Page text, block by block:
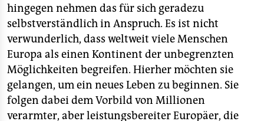
hingegen nehmen das für sich geradezu
selbstverständlich in Anspruch. Es ist nicht
verwunderlich, dass weltweit viele Menschen
Europa als einen Kontinent der unbegrenzten
Möglichkeiten begreifen. Hierher möchten sie
gelangen, um ein neues Leben zu beginnen. Sie
folgen dabei dem Vorbild von Millionen
verarmter, aber leistungsbereiter Europäer, die